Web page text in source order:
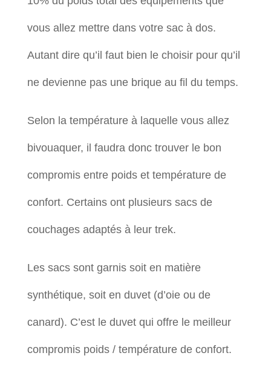
vous allez mettre dans votre sac à dos.
Autant dire qu’il faut bien le choisir pour qu’il
ne devienne pas une brique au fil du temps.
Selon la température à laquelle vous allez
bivouaquer, il faudra donc trouver le bon
compromis entre poids et température de
confort. Certains ont plusieurs sacs de
couchages adaptés à leur trek.
Les sacs sont garnis soit en matière
synthétique, soit en duvet (d’oie ou de
canard). C’est le duvet qui offre le meilleur
compromis poids / température de confort.